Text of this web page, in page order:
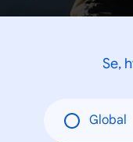
Se,
Global